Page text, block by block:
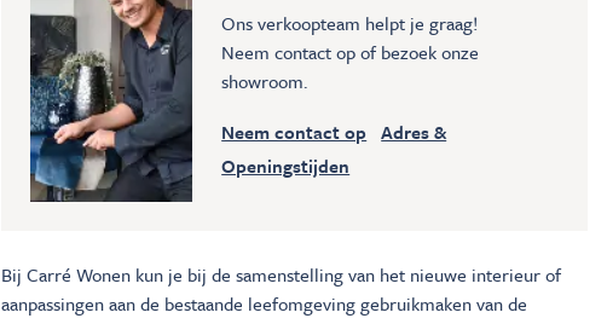
Ons verkoopteam helpt je graag!
Neem contact op of bezoek onze
showroom.
Neem contact op Adres &
Openingstijden
Bij Carré Wonen kun je bij de samenstelling van het nieuwe interieur of
aanpassingen aan de bestaande leefomgeving gebruikmaken van de